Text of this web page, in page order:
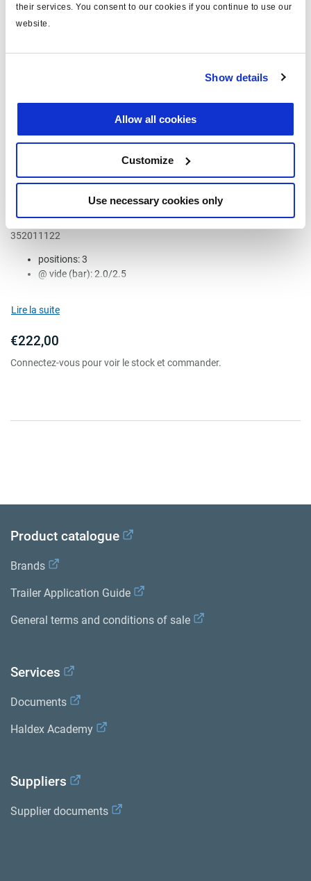
their services. You consent to our cookies if you continue to use our
website.
Show details
Allow all cookies
Customize
Use necessary cookies only
Connectez-vous pour voir le stock et commander.
Robinet vide charge
352011122
positions: 3
@ vide (bar): 2.0/2.5
nombre. de conduites: deux conduite
Lire la suite
€222,00
Connectez-vous pour voir le stock et commander.
Product catalogue
Brands
Trailer Application Guide
General terms and conditions of sale
Services
Documents
Haldex Academy
Suppliers
Supplier documents